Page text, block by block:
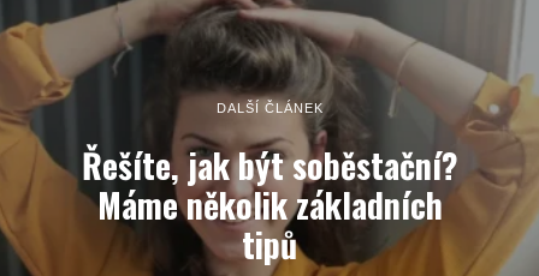
DALŠÍ ČLÁNEK
Řešíte, jak být soběstační?
Máme několik základních
tipů